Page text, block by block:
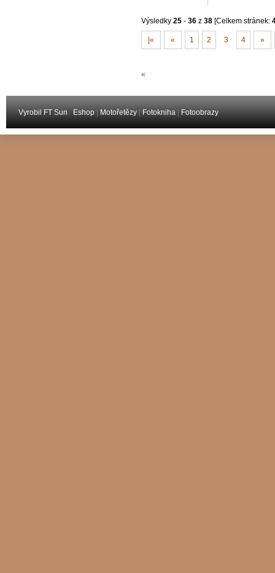
Výsledky 25 - 36 z 38 [Celkem stránek:
|« « 1 2 3 4 »
«
Vyrobil FT Sun Eshop Motořetězy Fotokniha Fotoobrazy